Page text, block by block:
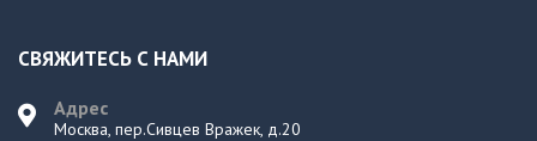
СВЯЖИТЕСЬ С НАМИ
Адрес
Москва, пер.Сивцев Вражек, д.20